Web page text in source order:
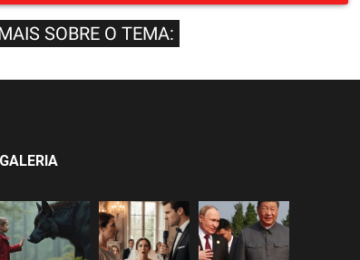
SOBRE O TEMA:
GALERIA